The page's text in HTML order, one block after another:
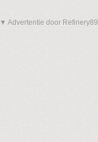
▼ Advertentie door Refinery89